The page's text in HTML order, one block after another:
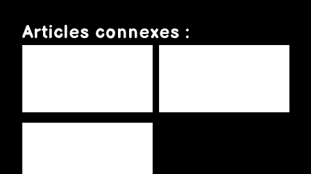
Articles connexes :